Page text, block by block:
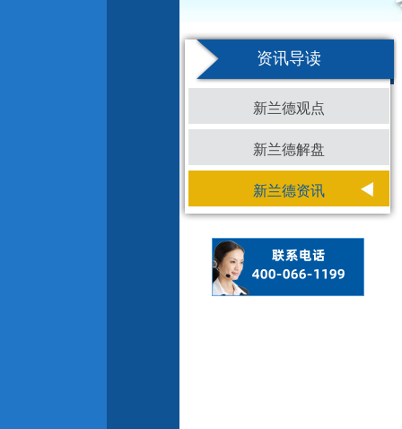
资讯导读
新兰德观点
新兰德解盘
新兰德资讯